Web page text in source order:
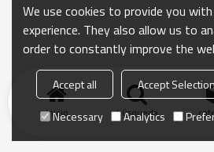
Inicio búsqueda
We use cookies to provide you
experience. They also allow us to
order to constantly improve the
Accept all Accept
Necessary
Analytics